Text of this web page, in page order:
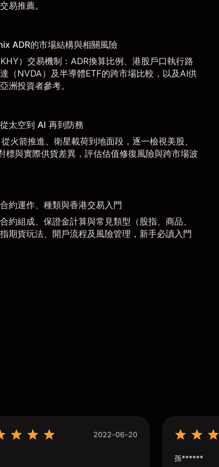
易推薦。
ADR的市場結構與相關風險
）交易機制：ADR換算比例、港股戶口執行路
（NVDA）及半導體ETF的跨市場比較，以及AI供
洲投資者參考。
太空到 AI 再到防務
火箭推進、衛星載荷到地面段，逐一檢視美股、
標與實際供貨差異，評估估值修復風險與跨市場波
約運作、種類與香港交易入門
約組成、保證金計算與常見類型（股指、商品、
期貨玩法、開戶流程及風險管理，新手必讀入門
2022-06-20
孫******